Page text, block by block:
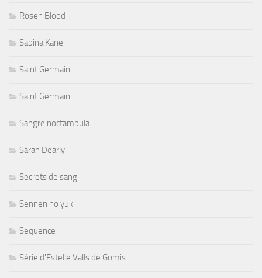
Rosen Blood
Sabina Kane
Saint Germain
Saint Germain
Sangre noctambula
Sarah Dearly
Secrets de sang
Sennen no yuki
Sequence
Série d'Estelle Valls de Gomis